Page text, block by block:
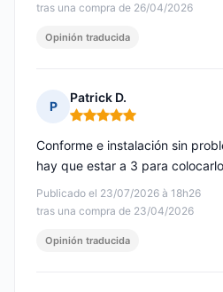
tras una compra de 26/04/2026
Opinión traducida
P
Patrick D.
Nota: 5 de 5
Publicado el 23/07/2026 à 18h26
tras una compra de 23/04/2026
Conforme e instalación sin
hay que estar a 3 para colocarlo
Opinión traducida